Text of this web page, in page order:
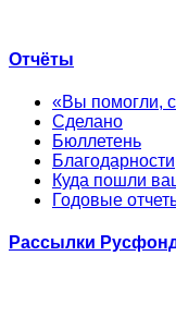
Отчёты
«Вы помогли,
Сделано
Бюллетень
Благодарности
Куда пошли
Годовые
Рассылки